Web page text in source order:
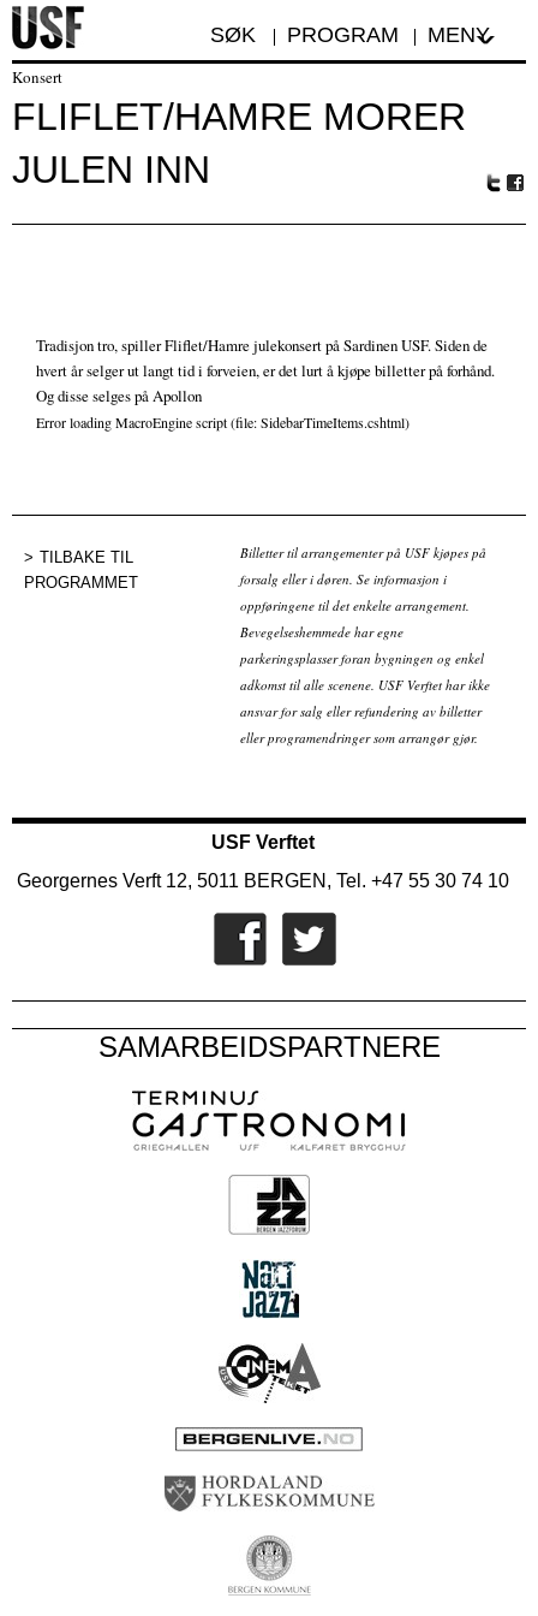
SØK PROGRAM MENY
Konsert
FLIFLET/HAMRE MORER
JULEN INN
Tradisjon tro, spiller Fliflet/Hamre julekonsert på Sardinen USF. Siden de
hvert år selger ut langt tid i forveien, er det lurt å kjøpe billetter på forhånd.
Og disse selges på Apollon
Error loading MacroEngine script (file: SidebarTimeItems.cshtml)
TILBAKE TIL
PROGRAMMET
Billetter til arrangementer på USF kjøpes på
forsalg eller i døren. Se informasjon i
oppføringene til det enkelte arrangement.
Bevegelseshemmede har egne
parkeringsplasser foran bygningen og enkel
adkomst til alle scenene. USF Verftet har ikke
ansvar for salg eller refundering av billetter
eller programendringer som arrangør gjør.
USF Verftet
Georgernes Verft 12, 5011 BERGEN, Tel. +47 55 30 74 10
SAMARBEIDSPARTNERE